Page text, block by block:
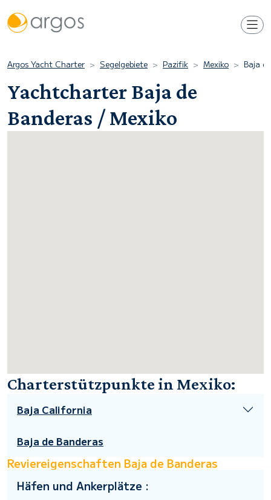
Argos Yacht Charter Segelgebiete Pazifik Mexiko Baja
Yachtcharter Baja de
Banderas / Mexiko
Charterstützpunkte in Mexiko:
Baja California
Baja de Banderas
Reviereigenschaften Baja de Banderas
Häfen und Ankerplätze :